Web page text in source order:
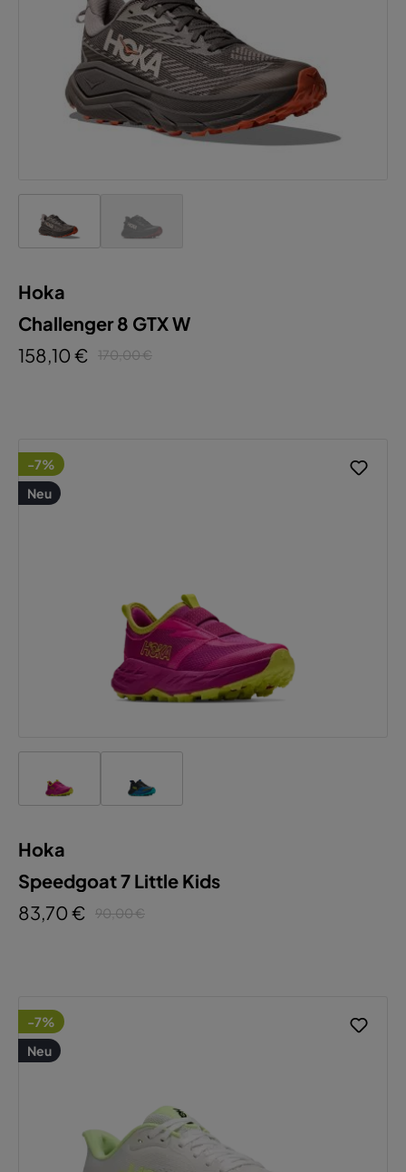
Hoka
Challenger 8 GTX W
158,10 €
170,00 €
-7%
Neu
Hoka
Speedgoat 7 Little Kids
83,70 €
90,00 €
-7%
Neu